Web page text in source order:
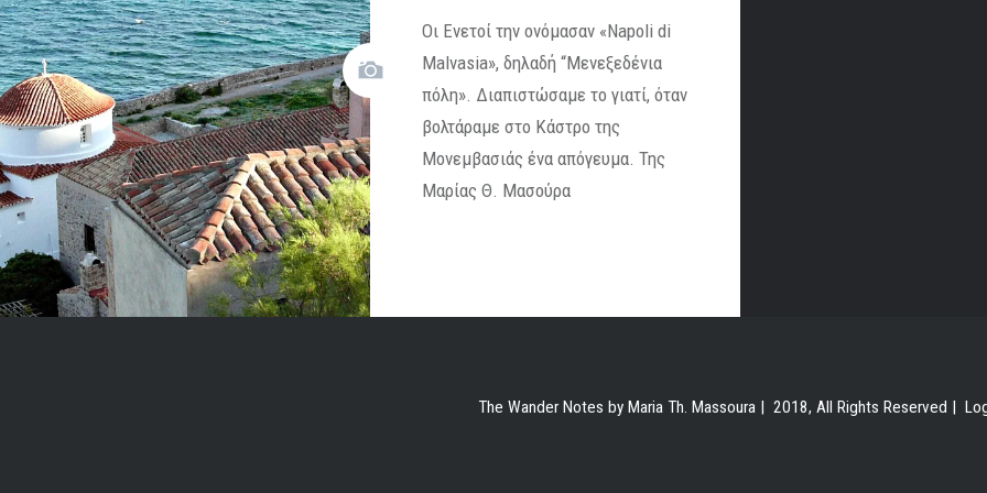
Οι Ενετοί την ονόμασαν «Napoli di
Malvasia», δηλαδή “Μενεξεδένια
πόλη». Διαπιστώσαμε το γιατί, όταν
βολτάραμε στο Κάστρο της
Μονεμβασιάς ένα απόγευμα. Της
Μαρίας Θ. Μασούρα
The Wander Notes by Maria Th. Massoura | 2018, All Rights Reserved |